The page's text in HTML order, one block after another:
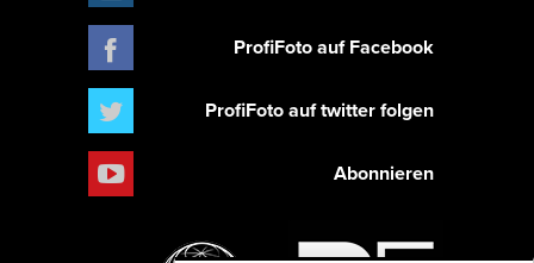
ProfiFoto auf Facebook
ProfiFoto auf twitter folgen
Abonnieren